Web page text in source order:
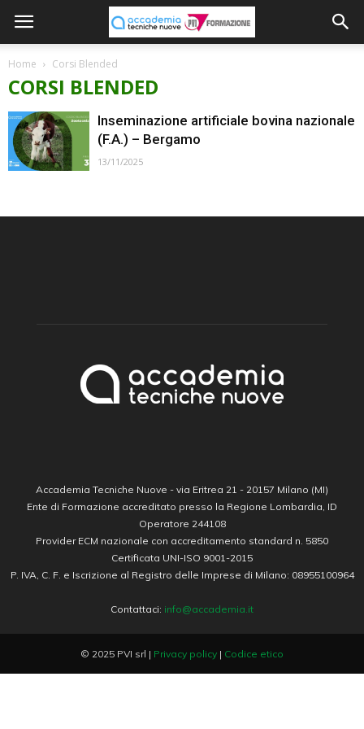
Home Corsi Blended
CORSI BLENDED
Inseminazione artificiale bovina nazionale
(F.A.) – Bergamo
13/11/2025
Accademia Tecniche Nuove - via Eritrea 21 - 20157 Milano (MI)
Ente di Formazione accreditato presso la Regione Lombardia, ID
Operatore 244108
Provider ECM nazionale con accreditamento standard n. 5850
Certificata UNI-ISO 9001-2015
P. IVA, C. F. e Iscrizione al Registro delle Imprese di Milano: 08955100964
Contattaci: info@accademia.it
© 2025 PVI srl | Privacy policy | Codice etico